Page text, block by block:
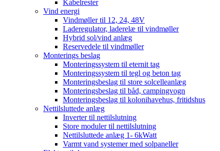
Kabelrester
Vind energi
Vindmøller til 12, 24, 48V
Laderegulator, laderelæ til vindmøller
Hybrid sol/vind anlæg
Reservedele til vindmøller
Monterings beslag
Monteringssystem til eternit tag
Monteringssystem til tegl og beton tag
Monteringsbeslag til store solcelleanlæg
Monteringsbeslag til båd, campingvogn
Monteringsbeslag til kolonihavehus, fritidshus
Nettilsluttede anlæg
Inverter til nettilslutning
Store moduler til nettilslutning
Nettilsluttede anlæg 1- 6kWatt
Varmt vand systemer med solpaneller